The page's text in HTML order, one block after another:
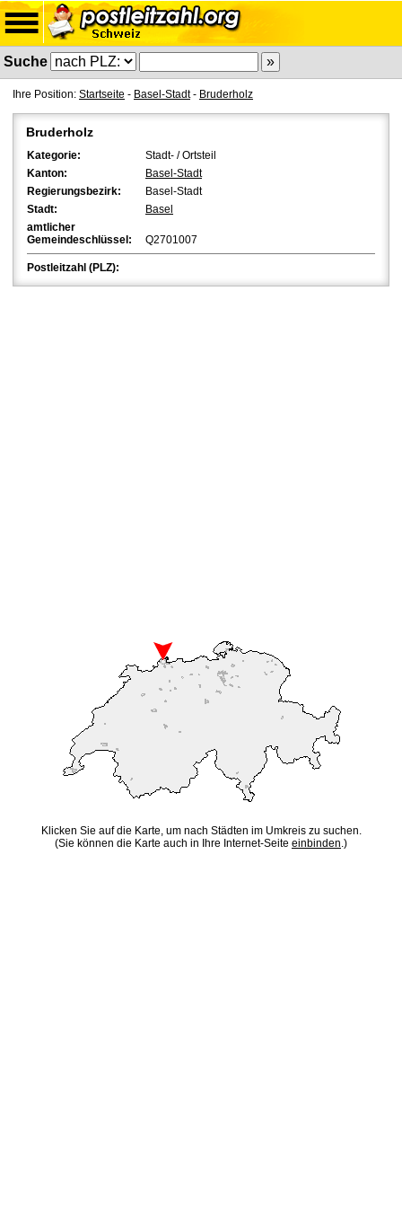
Suche
Ihre Position: Startseite - Basel-Stadt- Bruderholz
Bruderholz
Kategorie:
Stadt- / Ortsteil
Kanton:
Basel-Stadt
Regierungsbezirk:
Basel-Stadt
Stadt:
Basel
amtlicher
Gemeindeschlüssel:
Q2701007
Postleitzahl (PLZ):
Klicken Sie auf die Karte, um nach Städten im Umkreis zu suchen.
(Sie können die Karte auch in Ihre Internet-Seite einbinden.)